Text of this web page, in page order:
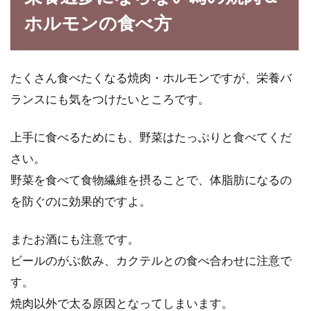
ホルモンの食べ方
たくさん食べたくなる焼肉・ホルモンですが、栄養バ
ランスにも気をつけたいところです。
上手に食べるためにも、野菜はたっぷりと食べてくだ
さい。
野菜を食べて食物繊維を摂ることで、体脂肪になるの
を防ぐのに効果的ですよ。
またお酒にも注意です。
ビールのがぶ飲み、カクテルとの食べ合わせに注意で
す。
焼肉以外で太る原因となってしまいます。